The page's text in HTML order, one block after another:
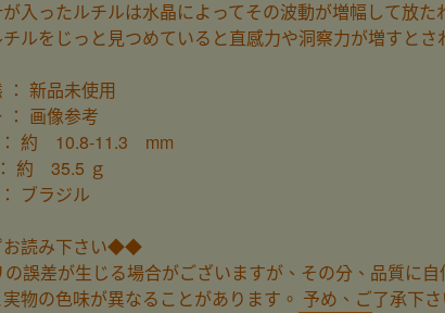
入ったルチルは水晶によってその波動が増幅して放
チルをじっと見つめていると直感力や洞察力が増すと
新品未使用
画像参考
： 約 10.8-11.3 mm
約 35.5 ｇ
ブラジル
読み下さい◆◆
誤差が生じる場合がございますが、その分、品質に自
物の色味が異なることがあります。 予め、ご了承下さ